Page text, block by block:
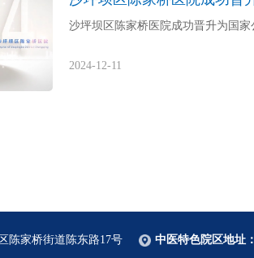
沙坪坝区陈家桥医院成功晋升为国
2024-12-11
陈家桥街道陈东路17号 中医特色院区地址